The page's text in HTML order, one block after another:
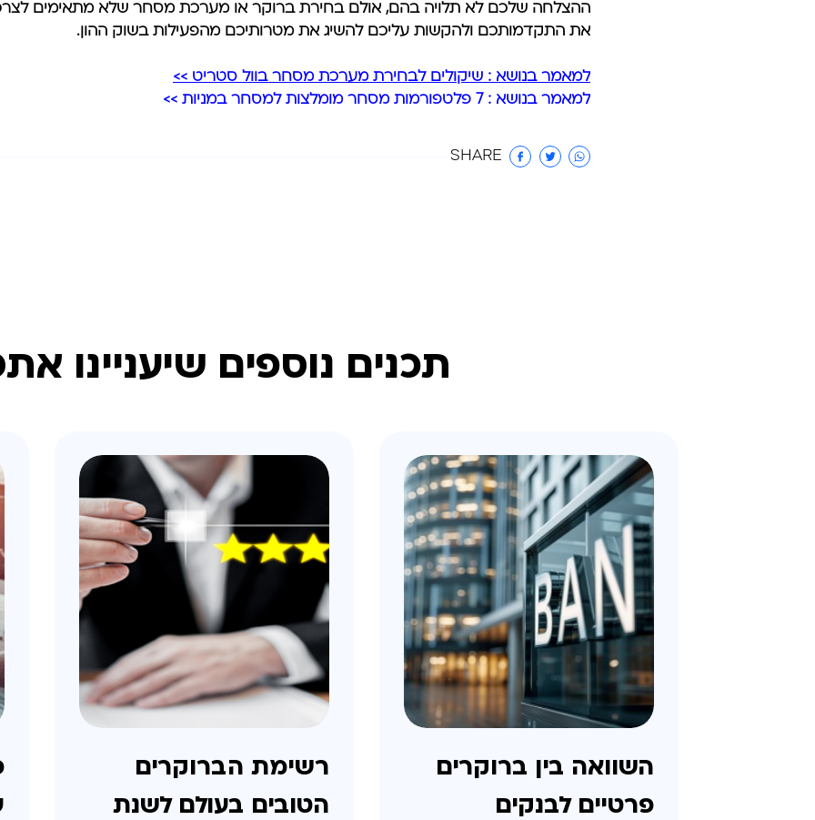
ההצלחה שלכם לא תלויה בהם, אולםבחירת ברוקר או מערכת מסחר שלא מתאימים
את התקדמותכם ולהקשות עליכם להשיג את מטרותיכם מהפעילות בשוק ההון.
למאמר בנושא : שיקולים לבחירת מערכת מסחר בוול סטריט >>
למאמר בנושא : 7 פלטפורמות מסחר מומלצות למסחר במניות >>
SHARE
תכנים נוספים שיעניינו
השוואה בין ברוקרים
פרטיים לבנקים
רשימת הברוקרים
הטובים בעולם לשנת